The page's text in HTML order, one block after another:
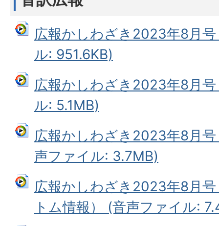
広報かしわざき2023年8月
ル: 951.6KB)
広報かしわざき2023年8月
ル: 5.1MB)
広報かしわざき2023年8月
声ファイル: 3.7MB)
広報かしわざき2023年8月
トム情報） (音声ファイル: